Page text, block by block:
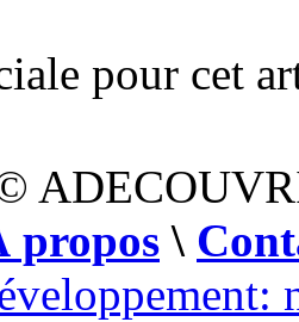
pour cet
propos \